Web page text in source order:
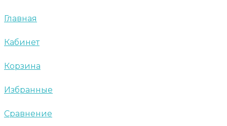
Главная
Кабинет
Корзина
Избранные
Сравнение